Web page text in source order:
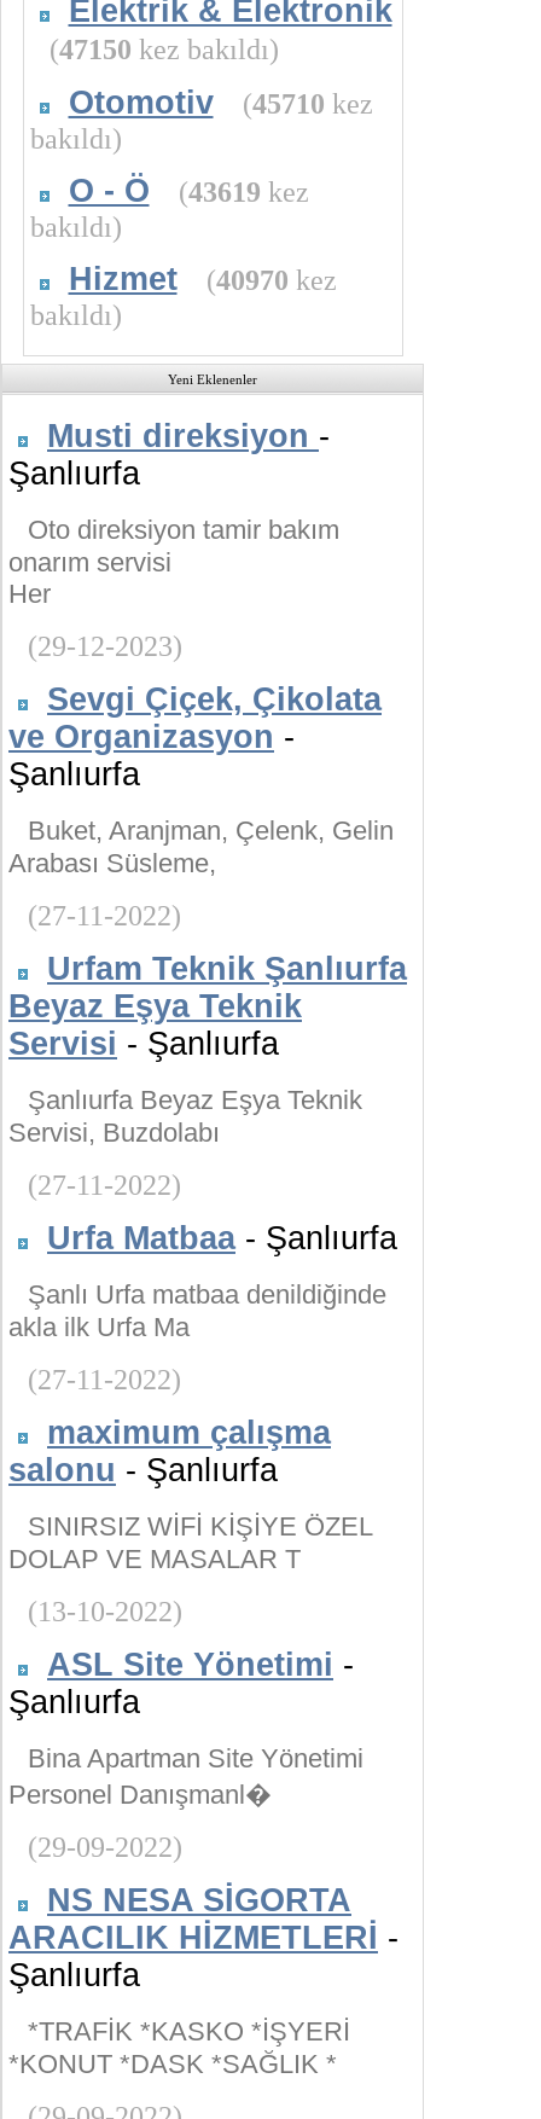
Elektrik & Elektronik
(47150 kez bakıldı)
Otomotiv (45710 kez
bakıldı)
O - Ö (43619 kez
bakıldı)
Hizmet (40970 kez
bakıldı)
Yeni Eklenenler
Musti direksiyon -
Şanlıurfa
Oto direksiyon tamir bakım
onarım servisi
Her
(29-12-2023)
Sevgi Çiçek, Çikolata
ve Organizasyon -
Şanlıurfa
Buket, Aranjman, Çelenk, Gelin
Arabası Süsleme,
(27-11-2022)
Urfam Teknik Şanlıurfa
Beyaz Eşya Teknik
Servisi - Şanlıurfa
Şanlıurfa Beyaz Eşya Teknik
Servisi, Buzdolabı
(27-11-2022)
Urfa Matbaa- Şanlıurfa
Şanlı Urfa matbaa denildiğinde
akla ilk Urfa Ma
(27-11-2022)
maximum çalışma
salonu - Şanlıurfa
SINIRSIZ WİFİ KİŞİYE ÖZEL
DOLAP VE MASALAR T
(13-10-2022)
ASL Site Yönetimi -
Şanlıurfa
Bina Apartman Site Yönetimi
Personel Danışmanl�
(29-09-2022)
NS NESA SİGORTA
ARACILIK HİZMETLERİ -
Şanlıurfa
*TRAFİK *KASKO *İŞYERİ
*KONUT *DASK *SAĞLIK *